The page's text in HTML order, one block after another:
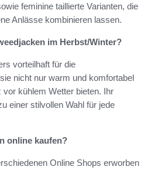
feminine taillierte Varianten, die
Anlässe kombinieren lassen.
im Herbst/Winter?
vorteilhaft für die
nicht nur warm und komfortabel
kühlem Wetter bieten. Ihr
einer stilvollen Wahl für jede
online kaufen?
Online Shops erworben